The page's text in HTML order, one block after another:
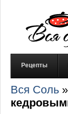
Рецепты
Вся Соль »